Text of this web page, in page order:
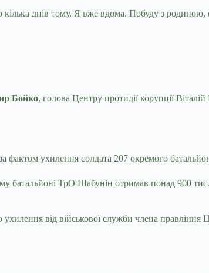
кілька днів тому. Я вже вдома. Побуду з
Бойко, голова Центру протидії корупції
фактом ухилення солдата 207 окремого
батальйоні ТрО Шабунін отримав понад 900
від військової служби члена